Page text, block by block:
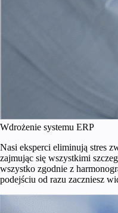
Wdrożenie systemu ERP
Nasi eksperci eliminują stres
zajmując się wszystkimi
wszystko zgodnie z
podejściu od razu zaczniesz